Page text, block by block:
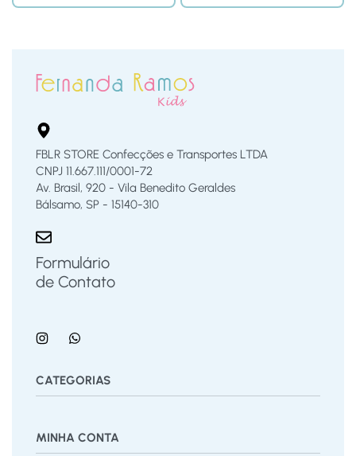
FBLR STORE Confecções e Transportes LTDA
CNPJ 11.667.111/0001-72
Av. Brasil, 920 - Vila Benedito Geraldes
Bálsamo, SP - 15140-310
Formulário
de Contato
CATEGORIAS
MINHA CONTA